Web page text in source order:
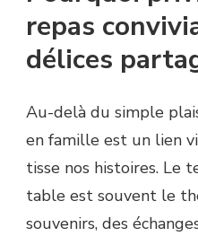
repas
délices
Au-delà du simple
en famille est un lien
tisse nos histoires. Le
table est souvent le
souvenirs, des